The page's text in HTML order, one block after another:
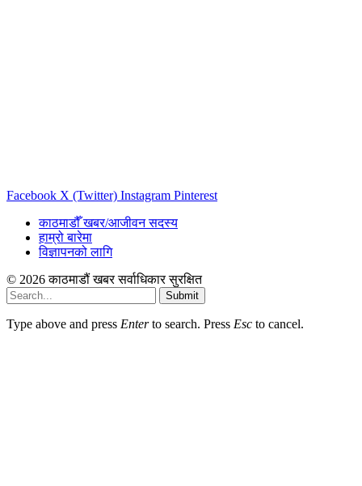
Facebook X (Twitter) Instagram Pinterest
काठमाडौँ खबर/आजीवन सदस्य
हाम्रो बारेमा
विज्ञापनको लागि
© 2026 काठमाडौं खबर सर्वाधिकार सुरक्षित
Submit
Type above and press Enterto search. Press Esc to cancel.